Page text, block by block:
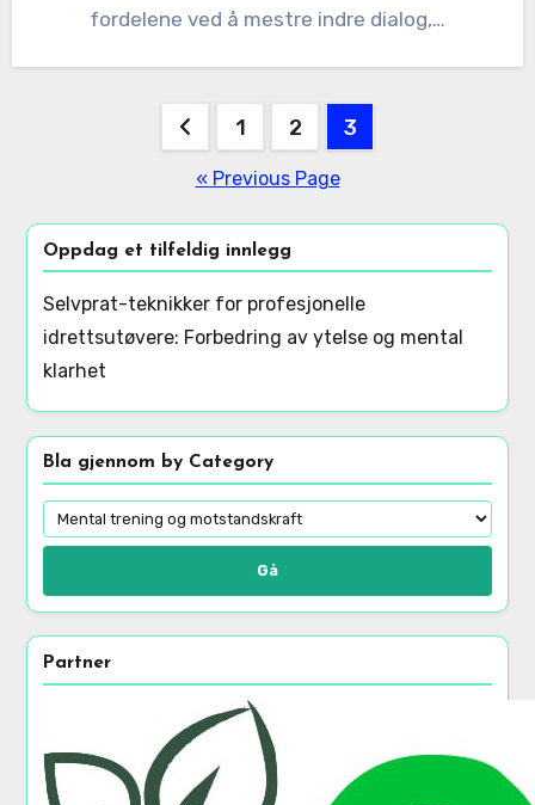
fordelene ved å mestre indre dialog,…
pagination
1 2 3
« Previous Page
Oppdag et tilfeldig innlegg
Selvprat-teknikker for profesjonelle
idrettsutøvere: Forbedring av ytelse og mental
klarhet
Bla gjennom by Category
Gå
Partner